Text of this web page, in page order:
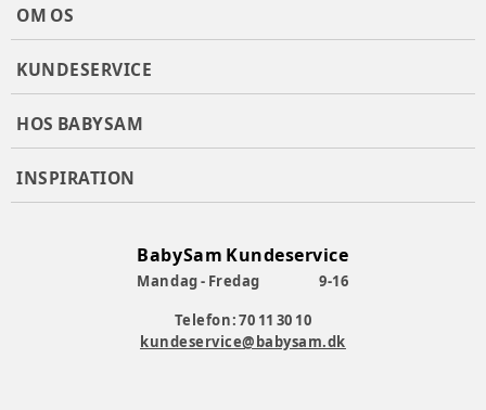
OM OS
KUNDESERVICE
HOS BABYSAM
INSPIRATION
BabySam Kundeservice
Mandag - Fredag
9-16
Telefon: 70 11 30 10
kundeservice@babysam.dk